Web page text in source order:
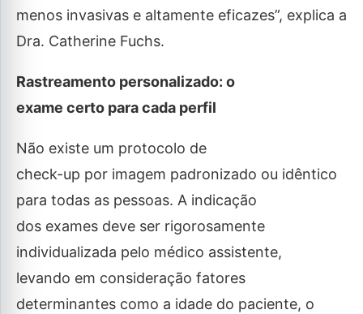
menos invasivas e altamente eficazes”, explica a
Dra. Catherine Fuchs.
Rastreamento personalizado: o
exame certo para cada perfil
Não existe um protocolo de
check-up por imagem padronizado ou idêntico
para todas as pessoas. A indicação
dos exames deve ser rigorosamente
individualizada pelo médico assistente,
levando em consideração fatores
determinantes como a idade do paciente, o